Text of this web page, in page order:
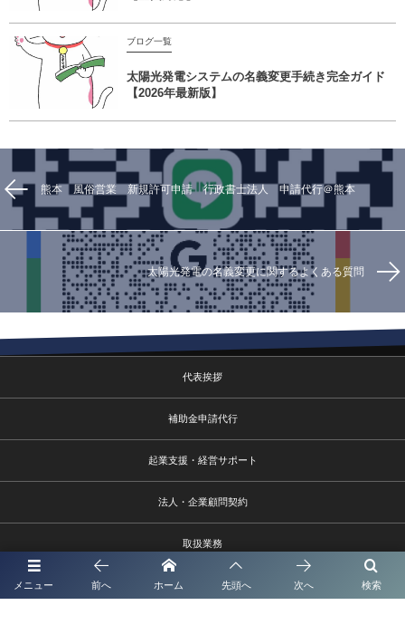
ブログ一覧
太陽光発電システムの名義変更手続き完全ガイド
【2026年最新版】
熊本 風俗営業 新規許可申請 行政書士法人 申請代行＠熊本
太陽光発電の名義変更に関するよくある質問
メニュー 検索
前へ ホーム 先頭へ 次へ
代表挨拶
補助金申請代行
起業支援・経営サポート
法人・企業顧問契約
取扱業務
事務所概要